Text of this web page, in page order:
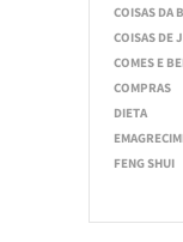
COISAS DA
COISAS DE
COMES E
COMPRAS
DIETA
FENG SHUI